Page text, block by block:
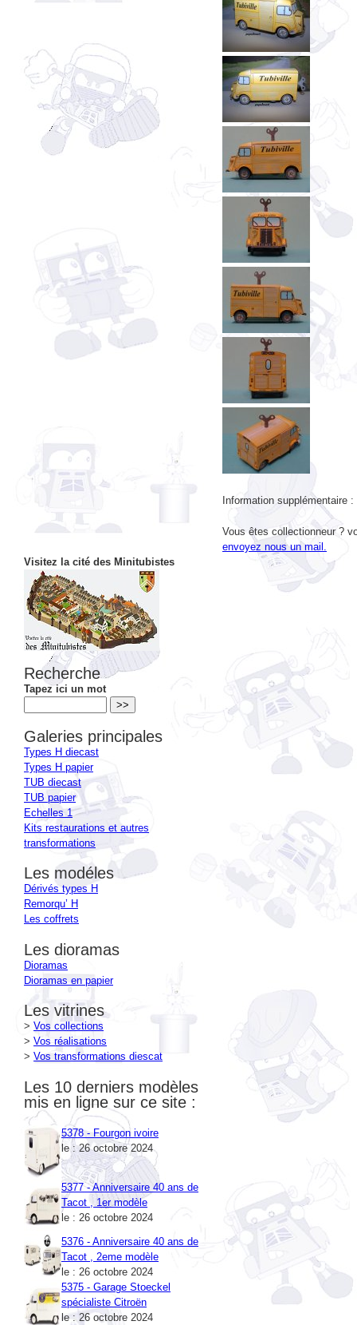
Information supplémentaire :
Vous êtes collectionneur ?
envoyez nous un mail.
Recherche
Tapez ici un mot
Galeries principales
Types H diecast
Types H papier
TUB diecast
TUB papier
Echelles 1
Kits restaurations et autres
transformations
Les modéles
Dérivés types H
Remorqu’ H
Les coffrets
Les dioramas
Dioramas
Dioramas en papier
Les vitrines
>
Vos collections
>Vos réalisations
Vos transformations diescat
Les 10 derniers modèles
mis en ligne sur ce site :
5378 - Fourgon ivoire
le : 26 octobre 2024
5377 - Anniversaire 40 ans de
Tacot , 1er modèle
le : 26 octobre 2024
5376 - Anniversaire 40 ans de
le : 26 octobre 2024
5375 - Garage Stoeckel
spécialiste Citroën
le : 26 octobre 2024
5374 - La Pays Anne